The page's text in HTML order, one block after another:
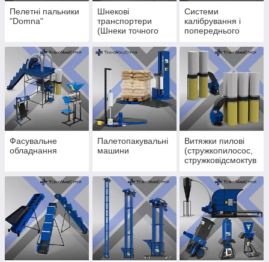
Пелетні пальники
"Domna"
Шнекові
транспортери
(Шнеки точного
Системи
калібрування і
попереднього
Фасувальне
обладнання
Палетопакувальні
машини
Витяжки пилові
(стружкопилосос,
стружковідсмоктув